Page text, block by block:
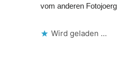
vom anderen Fotojoerg
Wird geladen …